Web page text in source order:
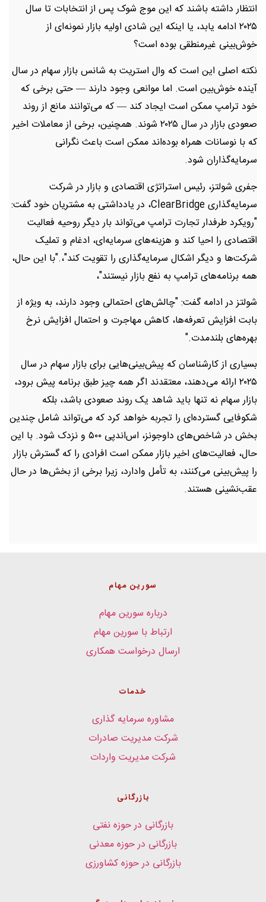
انتظار داشته باشند که این موج شوک پس از انتخابات تا سال
۲۰۲۵ ادامه یابد، یا اینکه این شادی اولیه بازار نمونه‌ای از
خوش‌بینی غیرمنطقی بوده است؟
نکته اصلی این است که وال استریت به شانس بازار سهام در سال
آینده خوش‌بین است. اما موانعی وجود دارند — حتی برخی که
خود ترامپ ممکن است ایجاد کند — که می‌توانند مانع از روند
صعودی بازار در سال ۲۰۲۵ شوند. همچنین، برخی از معاملات اخیر
که با نوسانات همراه بوده‌اند ممکن است باعث نگرانی
سرمایه‌گذاران شود.
جفری شولتز، رئیس استراتژی اقتصادی و بازار در شرکت
سرمایه‌گذاری ClearBridge، در یادداشتی به مشتریان خود گفت:
"رویکرد طرفدار تجارت ترامپ می‌تواند بار دیگر روحیه فعالیت
اقتصادی را احیا کند و هزینه‌های سرمایه‌ای، ادغام و تملیک
شرکت‌ها و دیگر اشکال سرمایه‌گذاری را تقویت کند"،."با این حال،
همه برنامه‌های ترامپ به نفع بازار نیستند"،
شولتز در ادامه گفت: "چالش‌های احتمالی وجود دارند، به ویژه از
بابت افزایش تعرفه‌ها، کاهش مهاجرت و احتمال افزایش نرخ
بهره‌های بلندمدت."
بسیاری از کارشناسان که پیش‌بینی‌هایی برای بازار سهام در سال
۲۰۲۵ ارائه می‌دهند، معتقدند اگر همه چیز طبق برنامه پیش برود،
بازار سهام نه تنها باید شاهد یک روند صعودی باشد، بلکه
شکوفایی گسترده‌ای را تجربه خواهد کرد که می‌تواند شامل چندین
بخش در شاخص‌های داوجونز، اس‌اند‌پی ۵۰۰ و نزدک شود. با این
حال، فعالیت‌های اخیر بازار ممکن است افرادی را که گسترش بازار
را پیش‌بینی می‌کنند، به تأمل وادارد، زیرا برخی از بخش‌ها در حال
عقب‌نشینی هستند.
سورین مهام
درباره سورین مهام
ارتباط با سورین مهام
ارسال درخواست همکاری
خدمات
مشاوره سرمایه گذاری
شرکت مدیریت صادرات
شرکت مدیریت واردات
بازرگانی
بازرگانی در حوزه نفتی
بازرگانی در حوزه معدنی
بازرگانی در حوزه کشاورزی